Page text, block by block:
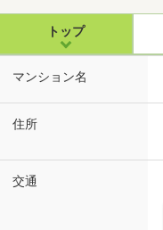
トップ
マンション名
住所
交通